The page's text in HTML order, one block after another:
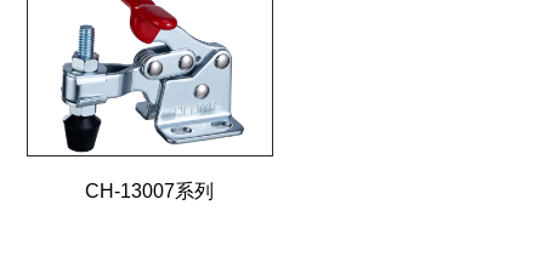
CH-13007系列